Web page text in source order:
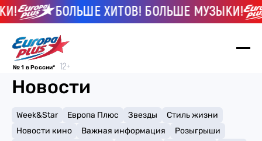
БОЛЬШЕ ХИТОВ! БОЛЬШЕ МУЗЫКИ!
№ 1 в России*
Новости
Week&Star Европа Плюс Звезды
Стиль жизни
Новости кино
Важная информация
Розыгрыши